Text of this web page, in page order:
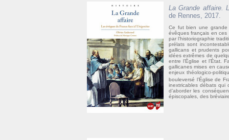
La Grande affaire.
de Rennes, 2017.
Ce fut bien une
évêques français en ces
par l’historiographie
prélats sont
gallicans et prudents
idées extrêmes de
entre l’Église et l’État.
gallicanes mises en
enjeux théologico-
bouleversé l’Église de
inextricables débats qui
d’aborder les
épiscopales, des